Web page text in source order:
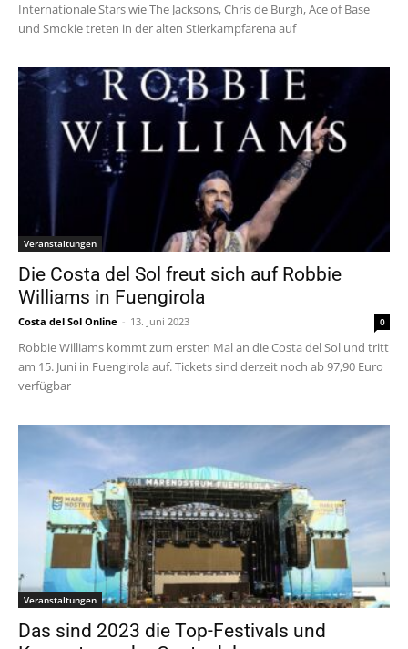
Internationale Stars wie The Jacksons, Chris de Burgh, Ace of Base
und Smokie treten in der alten Stierkampfarena auf
Veranstaltungen
Die Costa del Sol freut sich auf Robbie
Williams in Fuengirola
Costa del Sol Online - 13. Juni 2023 0
Robbie Williams kommt zum ersten Mal an die Costa del Sol und tritt
am 15. Juni in Fuengirola auf. Tickets sind derzeit noch ab 97,90 Euro
verfügbar
Veranstaltungen
Das sind 2023 die Top-Festivals und